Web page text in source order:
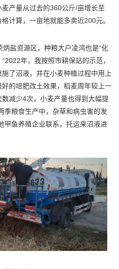
产量从过去的360公斤/亩增长至
计算，一亩地就能多卖近200元。
盐资源区，种粮大户凌鸿也是“化
年，我按照市耕保站的示范，
了沼液，并在小麦种植过程中用上
的培肥改土效果，稻麦周年较上一
减少4次，小麦产量也得到大幅提
季粮食生产中，杂草和病虫害的发
甲鱼养殖企业联系，托运来沼液进